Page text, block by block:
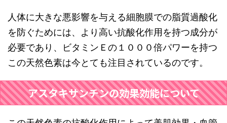
人体に大きな悪影響を与える細胞膜での脂質過酸化
を防ぐためには、より高い抗酸化作用を持つ成分が
必要であり、ビタミンＥの１０００倍パワーを持つ
この天然色素は今とても注目されているのです。
アスタキサンチンの効果効能について